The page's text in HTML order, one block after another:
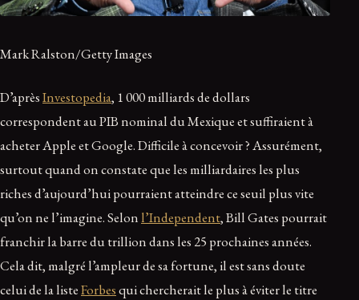
Mark Ralston/Getty Images
D’aprèsInvestopedia, 1 000 milliards de dollars
correspondent au PIB nominal du Mexique et suffiraient à
acheter Apple et Google. Difficile à concevoir ? Assurément,
surtout quand on constate que les milliardaires les plus
riches d’aujourd’hui pourraient atteindre ce seuil plus vite
qu’on ne l’imagine. Selon l’Independent, Bill Gates pourrait
franchir la barre du trillion dans les 25 prochaines années.
Cela dit, malgré l’ampleur de sa fortune, il est sans doute
celui de la listeForbesqui chercherait le plus à éviter le titre